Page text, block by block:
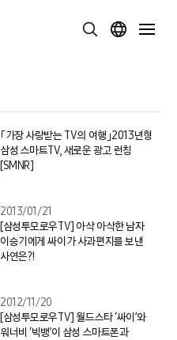
「가장 사랑받는 TV의 여행」2013년형
삼성 스마트TV, 새로운 광고 런칭
[SMNR]
2013/01/21
[삼성투모로우TV] 아삭 아삭한 남자
이승기에게 싸이가 사과편지를 보낸
사연은?!
2012/11/20
[삼성투모로우TV] 월드스타 ‘싸이’와
워너비 ‘빅뱅’이 삼성 스마트폰과